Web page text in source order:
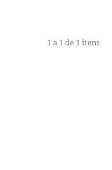
1 a 1 de 1 itens